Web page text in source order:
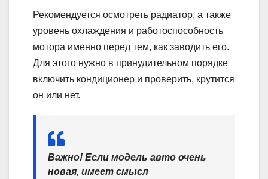
Рекомендуется осмотреть радиатор, а также
уровень охлаждения и работоспособность
мотора именно перед тем, как заводить его.
Для этого нужно в принудительном порядке
включить кондиционер и проверить, крутится
он или нет.
Важно! Если модель авто очень
новая, имеет смысл